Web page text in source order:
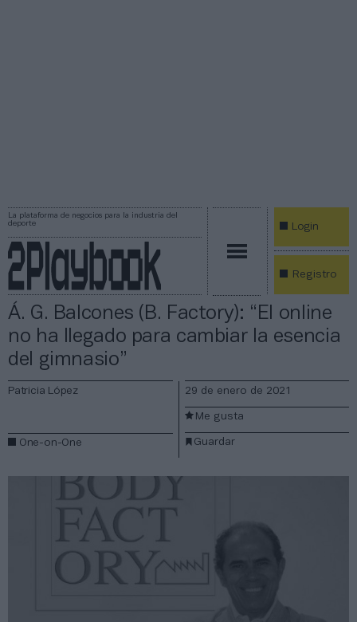
La plataforma de negocios para la industria del
deporte
Login
Registro
Á. G. Balcones (B. Factory): “El online
no ha llegado para cambiar la esencia
del gimnasio”
Patricia López
One-on-One
29 de enero de 2021
Guardar
Me gusta